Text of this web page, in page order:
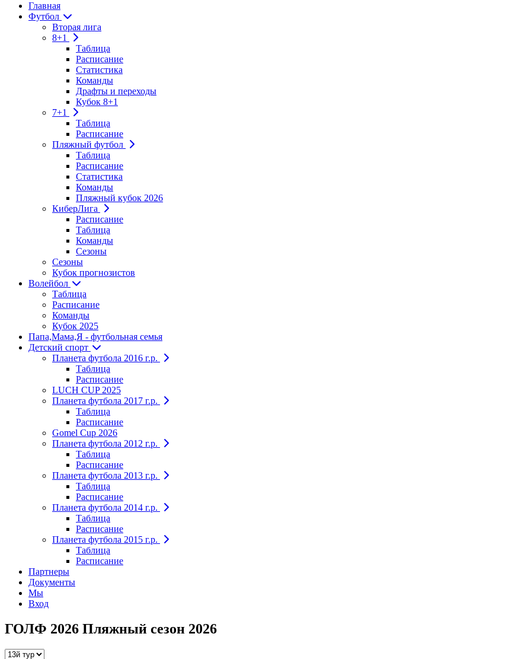
Главная
Футбол
Вторая лига
8+1
Таблица
Расписание
Статистика
Команды
Драфты и переходы
Кубок 8+1
7+1
Таблица
Расписание
Пляжный футбол
Таблица
Расписание
Статистика
Команды
Пляжный кубок 2026
КиберЛига
Расписание
Таблица
Команды
Сезоны
Сезоны
Кубок прогнозистов
Волейбол
Таблица
Расписание
Команды
Кубок 2025
Папа,Мама,Я - футбольная семья
Детский спорт
Планета футбола 2016 г.р.
Таблица
Расписание
LUCH CUP 2025
Планета футбола 2017 г.р.
Таблица
Расписание
Gomel Cup 2026
Планета футбола 2012 г.р.
Таблица
Расписание
Планета футбола 2013 г.р.
Таблица
Расписание
Планета футбола 2014 г.р.
Таблица
Расписание
Планета футбола 2015 г.р.
Таблица
Расписание
Партнеры
Документы
Мы
Вход
ГОЛФ 2026 Пляжный сезон 2026